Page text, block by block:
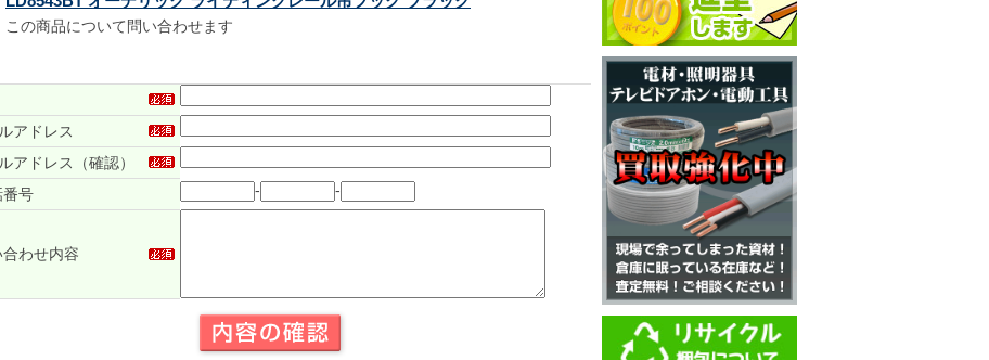
この商品について問い合わせます
アドレス
アドレス（確認）
番号
- -
合わせ内容